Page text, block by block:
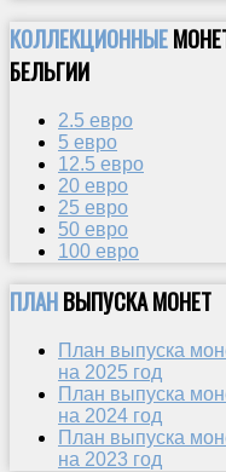
КОЛЛЕКЦИОННЫЕ
БЕЛЬГИИ
2.5 евро
5 евро
12.5 евро
20 евро
25 евро
50 евро
100 евро
ПЛАНВЫПУСКА МОНЕТ
План выпуска
на 2025 год
План выпуска
на 2024 год
План выпуска
на 2023 год